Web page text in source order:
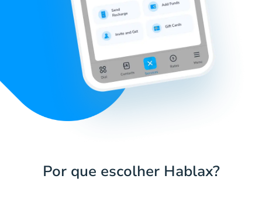
Por que escolher Hablax?